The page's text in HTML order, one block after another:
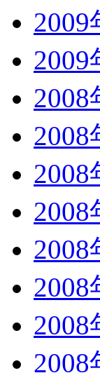
2009
2009
2008
2008
2008
2008
2008
2008
2008
2008